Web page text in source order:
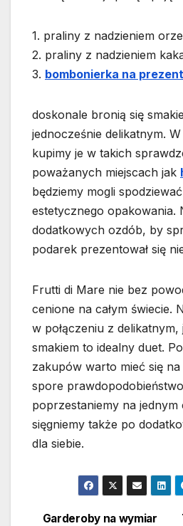
1. praliny z nadzieniem
2. praliny z nadzieniem
3. bombonierka na prezent
doskonale bronią się
jednocześnie delikatnym.
kupimy je w takich
poważanych miejscach jak
będziemy mogli
estetycznego opakowania.
dodatkowych ozdób, by
podarek prezentował się
Frutti di Mare nie bez
cenione na całym świecie.
w połączeniu z delikatnym,
smakiem to idealny duet.
zakupów warto mieć się
spore
poprzestaniemy na jednym
sięgniemy także po
dla siebie.
Garderoby na wymiar